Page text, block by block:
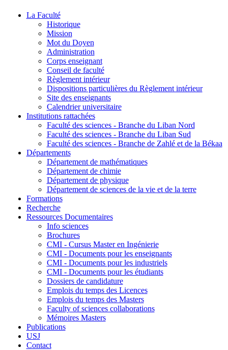
La Faculté
Historique
Mission
Mot du Doyen
Administration
Corps enseignant
Conseil de faculté
Règlement intérieur
Dispositions particulières du Règlement intérieur
Site des enseignants
Calendrier universitaire
Institutions rattachées
Faculté des sciences - Branche du Liban Nord
Faculté des sciences - Branche du Liban Sud
Faculté des sciences - Branche de Zahlé et de la Békaa
Départements
Département de mathématiques
Département de chimie
Département de physique
Département de sciences de la vie et de la terre
Formations
Recherche
Ressources Documentaires
Info sciences
Brochures
CMI - Cursus Master en Ingénierie
CMI - Documents pour les enseignants
CMI - Documents pour les industriels
CMI - Documents pour les étudiants
Dossiers de candidature
Emplois du temps des Licences
Emplois du temps des Masters
Faculty of sciences collaborations
Mémoires Masters
Publications
USJ
Contact